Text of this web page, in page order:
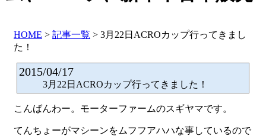
HOME > 記事一覧 > 3月22日ACROカップ行ってきまし
た！
2015/04/17
3月22日ACROカップ行ってきました！
こんばんわー。モーターファームのスギヤマです。
てんちょーがマシーンをムフフアハハな事しているので